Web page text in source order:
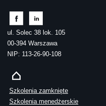
ul. Solec 38 lok. 105
00-394 Warszawa
NIP: 113-26-90-108
Szkolenia zamknięte
Szkolenia menedżerskie